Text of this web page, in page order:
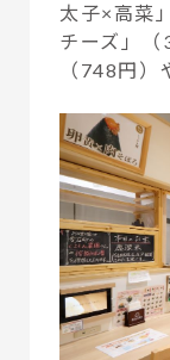
太子×高菜
チーズ」（
（748円）